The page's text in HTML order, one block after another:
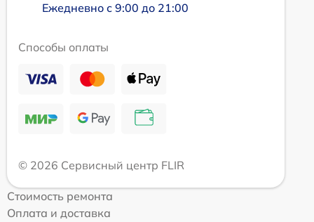
Ежедневно с 9:00 до 21:00
Способы оплаты
© 2026 Сервисный центр FLIR
Стоимость ремонта
Оплата и доставка